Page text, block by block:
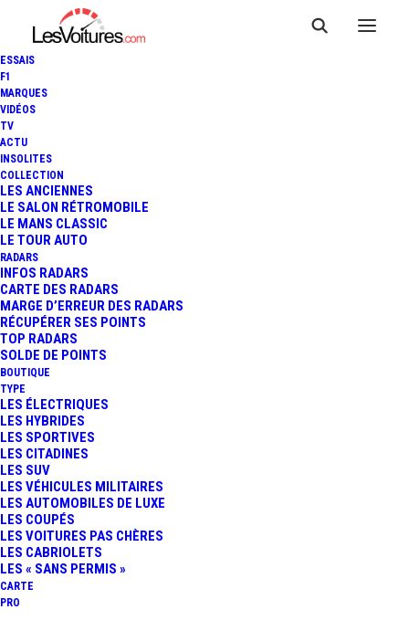
ESSAIS
F1
MARQUES
VIDÉOS
TV
ACTU
INSOLITES
COLLECTION
LES ANCIENNES
LE SALON RÉTROMOBILE
LE MANS CLASSIC
LE TOUR AUTO
RADARS
INFOS RADARS
CARTE DES RADARS
MARGE D’ERREUR DES RADARS
RÉCUPÉRER SES POINTS
TOP RADARS
SOLDE DE POINTS
BOUTIQUE
TYPE
LES ÉLECTRIQUES
LES HYBRIDES
LES SPORTIVES
LES CITADINES
LES SUV
LES VÉHICULES MILITAIRES
LES AUTOMOBILES DE LUXE
LES COUPÉS
LES VOITURES PAS CHÈRES
LES CABRIOLETS
LES « SANS PERMIS »
CARTE
PRO
Informations
Catégorie
Marque
Commune